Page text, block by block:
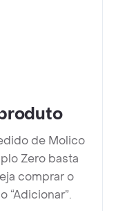
de Molico
Zero basta
comprar o
“Adicionar”.